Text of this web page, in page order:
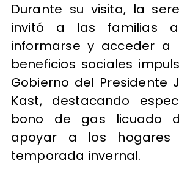
Durante su visita, la
invitó a las familias
informarse y acceder a
beneficios sociales
Gobierno del Presidente
Kast, destacando
bono de gas licuado
apoyar a los hogares
temporada invernal.